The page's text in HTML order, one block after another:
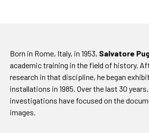
Born in Rome, Italy, in 1953, Salvatore
academic training in the field of history.
research in that discipline, he began
installations in 1985. Over the last 30
investigations have focused on the
images.